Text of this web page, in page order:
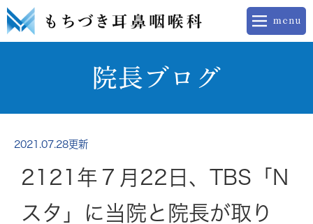
院長ブログ
2021.07.28更新
2121年７月22日、TBS「N
スタ」に当院と院長が取り